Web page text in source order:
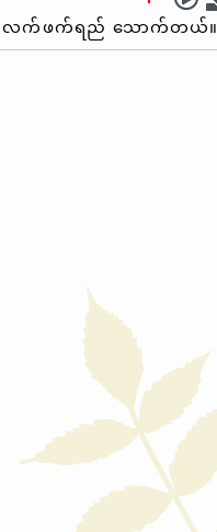
လက်ဖက်ရည် သောက်တယ်။